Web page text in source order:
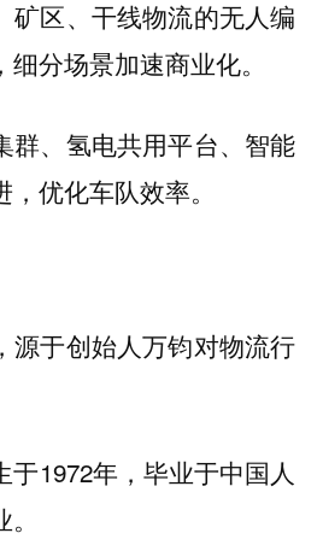
矿区、干线物流的无人编
分场景加速商业化。
群、氢电共用平台、智能
优化车队效率。
源于创始人万钧对物流行
1972年，毕业于中国人